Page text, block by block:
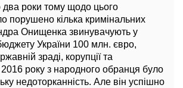
роки тому щодо цього
порушено кілька кримінальних
Онищенка звинувачують у
України 100 млн. євро,
зраді, корупції та
року з народного обранця було
недоторканність. Але він успішно